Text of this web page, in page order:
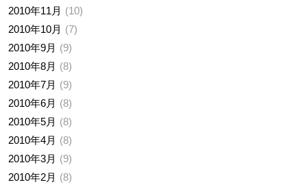
2010年11月
10
2010年10月
7
2010年9月
9
2010年8月
8
2010年7月
9
2010年6月
8
2010年5月
8
2010年4月
8
2010年3月
9
2010年2月
8